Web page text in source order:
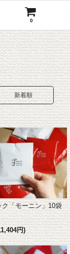
0
新着順
「モーニン」10袋
円)